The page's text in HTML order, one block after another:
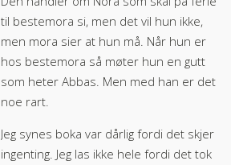
til bestemora si, men det vil hun ikke,
men mora sier at hun må. Når hun er
hos bestemora så møter hun en gutt
som heter Abbas. Men med han er det
noe rart.
Jeg synes boka var dårlig fordi det skjer
ingenting. Jeg las ikke hele fordi det tok